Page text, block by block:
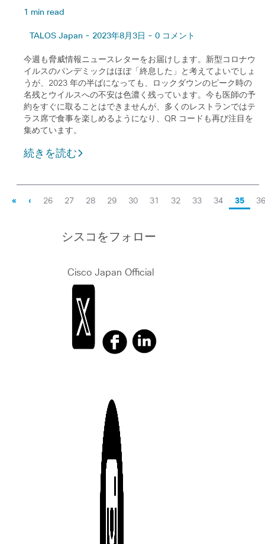
1 min read
TALOS Japan - 2023年8月3日 - 0 コメント
今週も脅威情報ニュースレターをお届けします。新型コロナウ
イルスのパンデミックはほぼ「終息した」と考えてよいでしょ
うが、2023 年の半ばになっても、ロックダウンのピーク時の
名残とウイルスへの不安は色濃く残っています。今も医師の予
約をすぐに取ることはできませんが、多くのレストランではテ
ラス席で食事を楽しめるようになり、QR コードも再び注目を
集めています。
続きを読む
« ‹ 26 27 28 29 30 31 32 33 34 35 36
シスコをフォロー
Cisco Japan Official